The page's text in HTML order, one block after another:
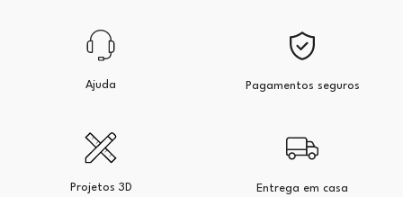
Ajuda Pagamentos seguros
Projetos 3D Entrega em casa